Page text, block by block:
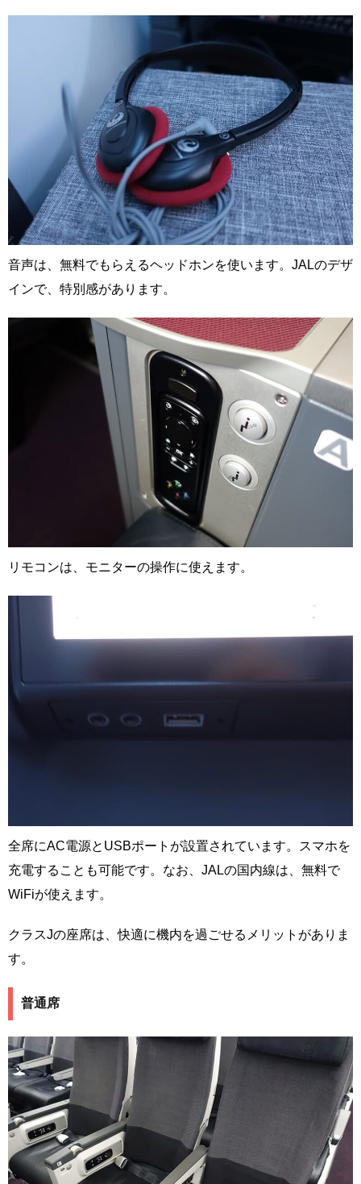
音声は、無料でもらえるヘッドホンを使います。JALのデザ
インで、特別感があります。
リモコンは、モニターの操作に使えます。
全席にAC電源とUSBポートが設置されています。スマホを
充電することも可能です。なお、JALの国内線は、無料で
WiFiが使えます。
クラスJの座席は、快適に機内を過ごせるメリットがありま
す。
普通席